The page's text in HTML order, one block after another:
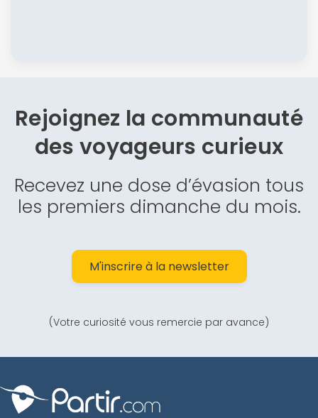
Rejoignez la communauté
desvoyageurs curieux
Recevez une dose d’évasion tous
les premiers dimanche du mois.
M'inscrire à la newsletter
(Votre curiosité vous remercie par avance)